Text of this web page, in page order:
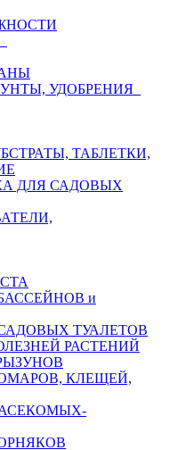
УДОБРЕНИЯ
ТАБЛЕТКИ,
ДЛЯ САДОВЫХ
и
ТУАЛЕТОВ
РАСТЕНИЙ
КЛЕЩЕЙ,